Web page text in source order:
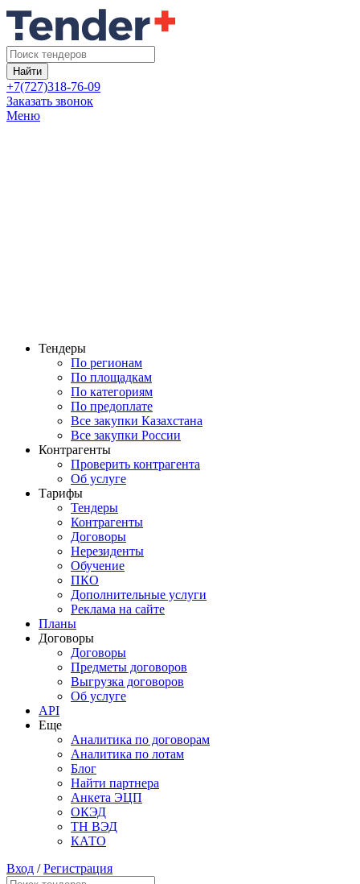
Найти
+7(727)318-76-09
Заказать звонок
Меню
Тендеры
По регионам
По площадкам
По категориям
По предоплате
Все закупки Казахстана
Все закупки России
Контрагенты
Проверить контрагента
Об услуге
Тарифы
Тендеры
Контрагенты
Договоры
Нерезиденты
Обучение
ПКО
Дополнительные услуги
Реклама на сайте
Планы
Договоры
Договоры
Предметы договоров
Выгрузка договоров
Об услуге
API
Еще
Аналитика по договорам
Аналитика по лотам
Блог
Найти партнера
Анкета ЭЦП
ОКЭД
ТН ВЭД
КАТО
Вход /Регистрация